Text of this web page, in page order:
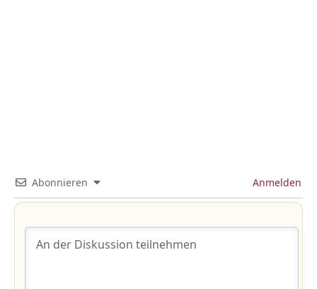
Abonnieren Anmelden